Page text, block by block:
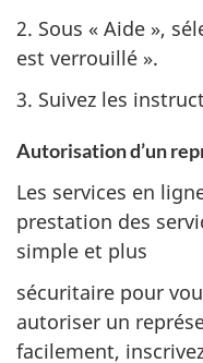
2. Sous « Aide »,
est verrouillé ».
3. Suivez les
Autorisation d’un
Les services en
prestation des
simple et plus
sécuritaire pour
autoriser un
facilement,